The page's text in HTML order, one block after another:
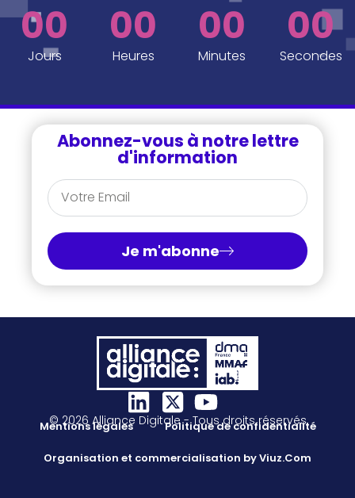
00
Jours
00
Heures
00
Minutes
00
Secondes
Abonnez-vous à notre lettre
d'information
Je m'abonne
© 2026 Alliance Digitale - Tous droits réservés
Mentions légales Politique de confidentialité
Organisation et commercialisation by Viuz.Com